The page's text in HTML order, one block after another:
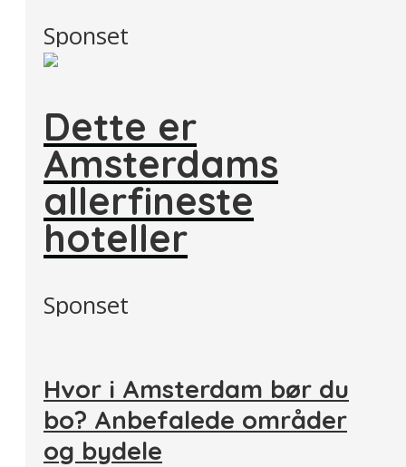
Sponset
Dette er
Amsterdams
allerfineste
hoteller
Sponset
Hvor i Amsterdam bør du
bo? Anbefalede områder
og bydele